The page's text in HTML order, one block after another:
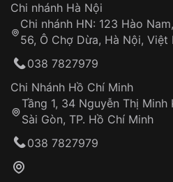
Patek Philippe, Freelook...
đồng hồ trên toàn thế giới ưa
Vì Sao Nên Chọn Đồng
Dưới đây là một số lý do chính
đồng hồ Pháp:
Chi nhánh Hà Nội
Chi nhánh HN: 123 Hào
56, Ô Chợ Dừa, Hà Nội, Việt
038 7827979
Chi Nhánh Hồ Chí Minh
Tầng 1, 34 Nguyễn Thị Minh
Sài Gòn, TP. Hồ Chí Minh
038 7827979